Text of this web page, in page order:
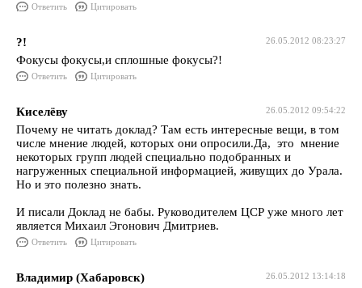
Ответить Цитировать
26.05.2012 08:23:27
?!
Фокусы фокусы,и сплошные фокусы?!
Ответить Цитировать
26.05.2012 09:54:22
Киселёву
Почему не читать доклад? Там есть интересные вещи, в том
числе мнение людей, которых они опросили.Да, это мнение
некоторых групп людей специально подобранных и
нагруженных специальной информацией, живущих до Урала.
Но и это полезно знать.
И писали Доклад не бабы. Руководителем ЦСР уже много лет
является Михаил Эгонович Дмитриев.
Ответить Цитировать
26.05.2012 13:14:18
Владимир (Хабаровск)